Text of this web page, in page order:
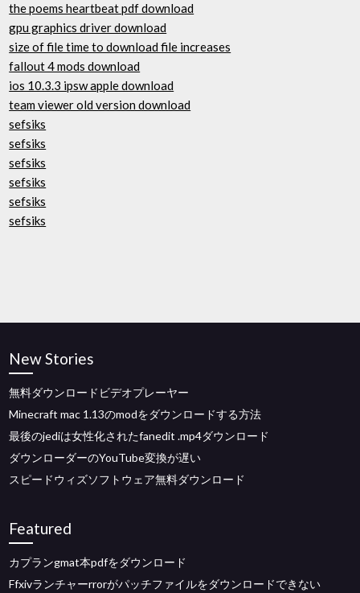
the poems heartbeat pdf download
gpu graphics driver download
size of file time to download file increases
fallout 4 mods download
ios 10.3.3 ipsw apple download
team viewer old version download
sefsiks
sefsiks
sefsiks
sefsiks
sefsiks
sefsiks
New Stories
無料ダウンロードビデオプレーヤー
Minecraft mac 1.13のmodをダウンロードする方法
最後のjediは女性化さ​​れたfanedit .mp4ダウンロード
ダウンローダーのYouTube変換が遅い
スピードウィズソフトウェア無料ダウンロード
Featured
カプランgmat本pdfをダウンロード
Ffxivランチャーrrorがパッチファイルをダウンロードできない